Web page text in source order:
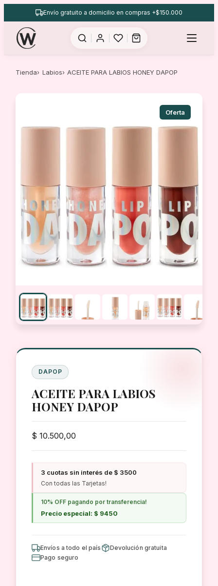
al
contenido
Envío gratuito a domicilio en compras +$150.000
Tienda Labios ACEITE PARA LABIOS HONEY DAPOP
Oferta
DAPOP
ACEITE PARA LABIOS
HONEY DAPOP
$ 10.500,00
3 cuotas sin interés de $ 3500
Con todas las Tarjetas!
10% OFF pagando por transferencia!
Precio especial: $ 9450
Envíos a todo el país
Devolución gratuita
Pago seguro